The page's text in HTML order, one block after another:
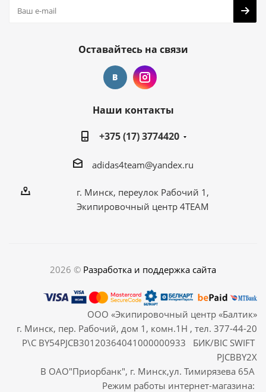
Оставайтесь на связи
Наши контакты
+375 (17) 3774420
adidas4team@yandex.ru
г. Минск, переулок Рабочий 1,
Экипировочный центр 4TEAM
2026 © Разработка и поддержка сайта
ООО «Экипировочный центр «Балтик»
г. Минск, пер. Рабочий, дом 1, комн.1Н , тел. 377-44-20
Р\С BY54PJCB30120364041000000933 БИК/BIC SWIFT
PJCBBY2X
В ОАО"Приорбанк", г. Минск,ул. Тимирязева 65А
Режим работы интернет-магазина: